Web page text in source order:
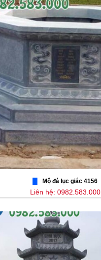
Mộ đá lục giác 4156
Liên hệ: 0982.583.000